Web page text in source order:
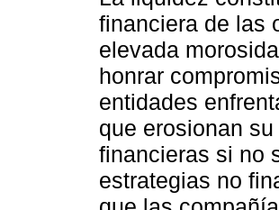
financiera de las
elevada
honrar
entidades
que erosionan
financieras si no
estrategias no